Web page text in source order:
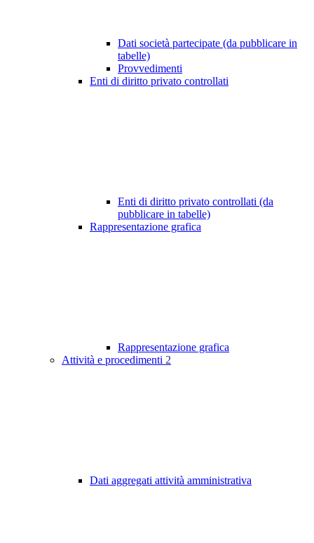
Dati società partecipate (da pubblicare in
tabelle)
Provvedimenti
Enti di diritto privato controllati
Enti di diritto privato controllati (da
pubblicare in tabelle)
Rappresentazione grafica
Rappresentazione grafica
Attività e procedimenti 2
Dati aggregati attività amministrativa